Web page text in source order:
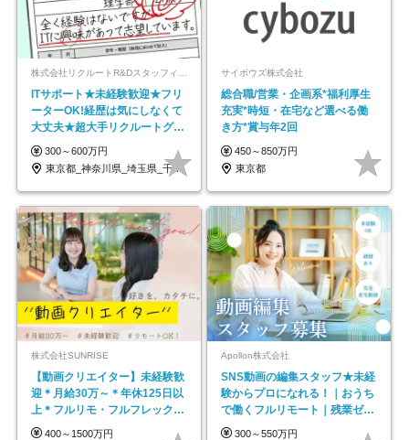
株式会社リクルートR&Dスタッフィング【リクルートグループ】
ITサポート★未経験歓迎★フリ
ーターOK!経歴は気にしなくて
大丈夫★超大手リクルートグル
ープの正社員/sg
300～600万円
東京都_神奈川県_埼玉県_千葉県_大阪府…
サイボウズ株式会社
総合職/営業・企画系*福利厚生
充実*時短・在宅など選べる働
き方*賞与年2回
450～850万円
東京都
株式会社SUNRISE
【動画クリエイター】未経験歓
迎＊月給30万～＊年休125日以
上＊フルリモ・フルフレックス
◆10名の採用が決定◆
400～1500万円
Apollon株式会社
SNS動画の編集スタッフ★未経
験からプロになれる！｜おうち
で働くフルリモート｜残業ゼロ
で18時退勤◎
300～550万円